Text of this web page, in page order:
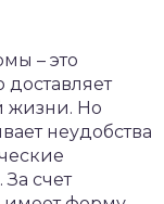
– это
жизни. Но
неудобства
счет